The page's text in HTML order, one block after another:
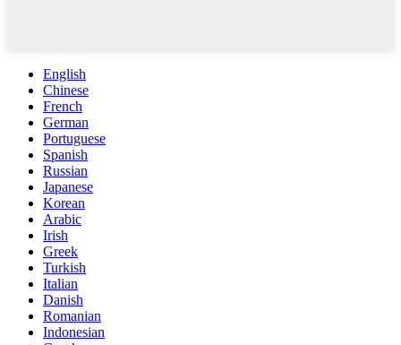
English
Chinese
French
German
Portuguese
Spanish
Russian
Japanese
Korean
Arabic
Irish
Greek
Turkish
Italian
Danish
Romanian
Indonesian